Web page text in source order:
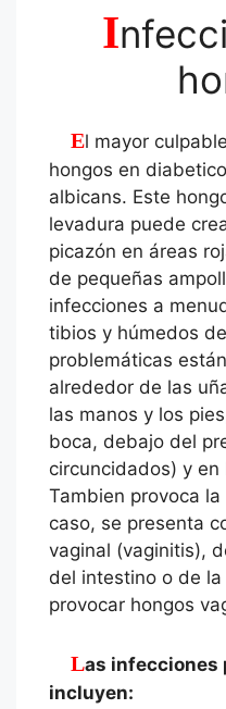
I
El mayor culpable de las infecciones por
hongos en
albicans. Este
levadura puede
picazón en áreas
de pequeñas
infecciones a
tibios y húmedos
problemáticas
alrededor de las
las manos y los
boca, debajo del
circuncidados) y en
Tambien provoca
caso, se presenta
vaginal (vaginitis),
del intestino o de
provocar hongos
Las infecciones por hongos comunes
incluyen: